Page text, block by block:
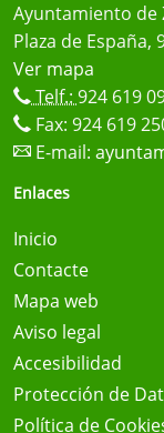
Ayuntamiento de
Plaza de España,
Ver mapa
Telf.: 924 619
Fax: 924 619
E-mail:
Enlaces
Inicio
Contacte
Mapa web
Aviso legal
Accesibilidad
Protección de
Política de